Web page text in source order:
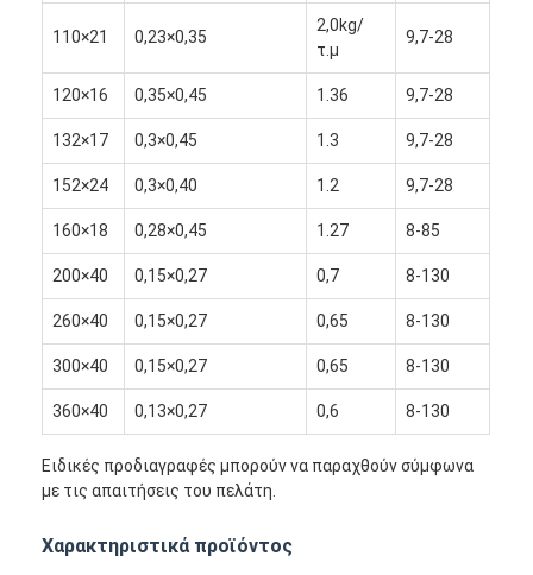
110×21 0,23×0,35
2,0kg/
τ.μ
9,7-28
120×16 0,35×0,45 1.36 9,7-28
132×17 0,3×0,45 1.3 9,7-28
152×24 0,3×0,40 1.2 9,7-28
160×18 0,28×0,45 1.27 8-85
200×40 0,15×0,27 0,7 8-130
260×40 0,15×0,27 0,65 8-130
300×40 0,15×0,27 0,65 8-130
360×40 0,13×0,27 0,6 8-130
Ειδικές προδιαγραφές μπορούν να παραχθούν σύμφωνα
με τις απαιτήσεις του πελάτη.
Χαρακτηριστικά προϊόντος